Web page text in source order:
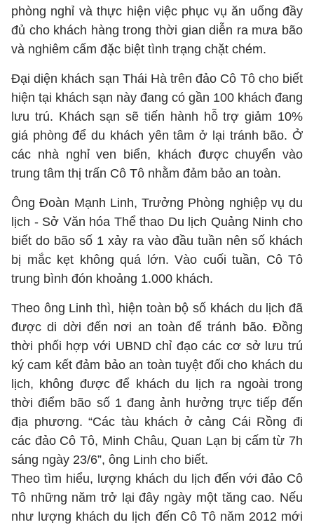
phòng nghỉ và thực hiện việc phục vụ ăn uống đầy
đủ cho khách hàng trong thời gian diễn ra mưa bão
và nghiêm cấm đặc biệt tình trạng chặt chém.
Đại diện khách sạn Thái Hà trên đảo Cô Tô cho biết
hiện tại khách sạn này đang có gần 100 khách đang
lưu trú. Khách sạn sẽ tiến hành hỗ trợ giảm 10%
giá phòng để du khách yên tâm ở lại tránh bão. Ở
các nhà nghỉ ven biển, khách được chuyển vào
trung tâm thị trấn Cô Tô nhằm đảm bảo an toàn.
Ông Đoàn Mạnh Linh, Trưởng Phòng nghiệp vụ du
lịch - Sở Văn hóa Thể thao Du lịch Quảng Ninh cho
biết do bão số 1 xảy ra vào đầu tuần nên số khách
bị mắc kẹt không quá lớn. Vào cuối tuần, Cô Tô
trung bình đón khoảng 1.000 khách.
Theo ông Linh thì, hiện toàn bộ số khách du lịch đã
được di dời đến nơi an toàn để tránh bão. Đồng
thời phối hợp với UBND chỉ đạo các cơ sở lưu trú
ký cam kết đảm bảo an toàn tuyệt đối cho khách du
lịch, không được để khách du lịch ra ngoài trong
thời điểm bão số 1 đang ảnh hưởng trực tiếp đến
địa phương. “Các tàu khách ở cảng Cái Rồng đi
các đảo Cô Tô, Minh Châu, Quan Lạn bị cấm từ 7h
sáng ngày 23/6”, ông Linh cho biết.
Theo tìm hiểu, lượng khách du lịch đến với đảo Cô
Tô những năm trở lại đây ngày một tăng cao. Nếu
như lượng khách du lịch đến Cô Tô năm 2012 mới